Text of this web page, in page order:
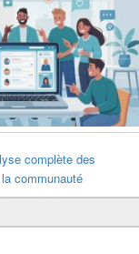
complète des
communauté